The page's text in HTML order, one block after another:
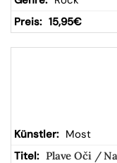
15,95€
Most
Plave Oči /